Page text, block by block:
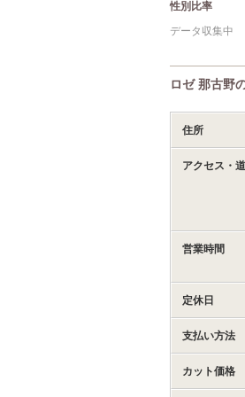
性別比率
データ収集中
ロゼ 那古野
住所
アクセス・
営業時間
定休日
支払い方法
カット価格